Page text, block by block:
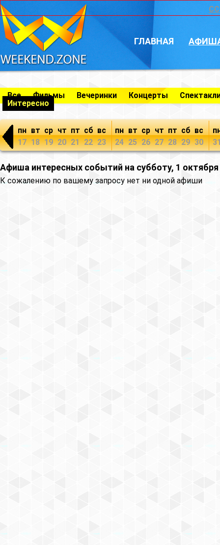
ГЛАВНАЯ
Все Фильмы Вечеринки Концерты
Интересно
пн
17
вт
18
ср
19
чт
20
пт
21
сб
22
вс
23
пн
24
вт
25
ср
26
чт
27
пт
28
сб
29
вс
30
Афиша интересных событий на субботу, 1 октября
К сожалению по вашему запросу нет ни одной афиши